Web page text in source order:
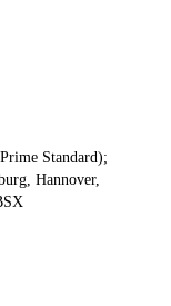
Standard);
Hannover,